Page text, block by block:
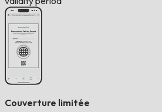
Couverture limitée